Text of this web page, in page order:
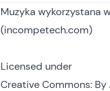
Muzyka wykorzystana
(incompetech.com)
Licensed under
Creative Commons: